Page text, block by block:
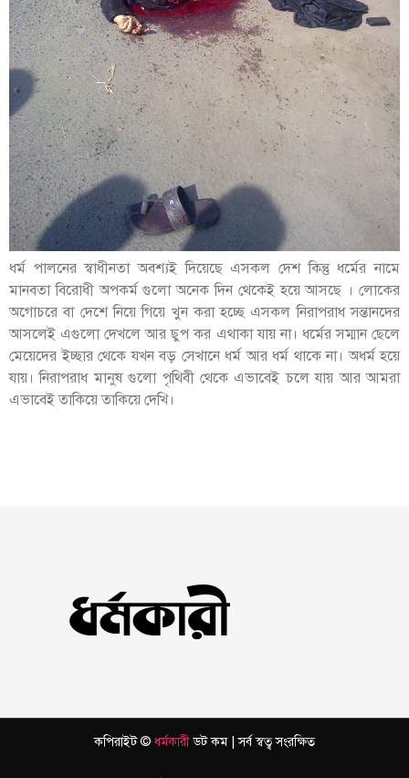
ধর্ম পালনের স্বাধীনতা অবশ্যই দিয়েছে এসকল দেশ কিন্তু ধর্মের নামে
মানবতা বিরোধী অপকর্ম গুলো অনেক দিন থেকেই হয়ে আসছে । লোকের
অগোচরে বা দেশে নিয়ে গিয়ে খুন করা হচ্ছে এসকল নিরাপরাধ সন্তানদের
আসলেই এগুলো দেখলে আর ছুপ কর এথাকা যায় না। ধর্মের সম্মান ছেলে
মেয়েদের ইচ্ছার থেকে যখন বড় সেখানে ধর্ম আর ধর্ম থাকে না। অধর্ম হয়ে
যায়। নিরাপরাধ মানুষ গুলো পৃথিবী থেকে এভাবেই চলে যায় আর আমরা
এভাবেই তাকিয়ে তাকিয়ে দেখি।
কপিরাইট © ধর্মকারীডট কম | সর্ব স্বত্ব সংরক্ষিত